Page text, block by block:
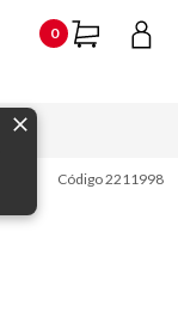
0
Código2211998